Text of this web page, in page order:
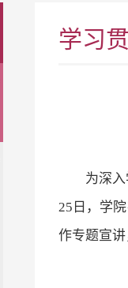
学习
为深
25日，学
作专题宣讲